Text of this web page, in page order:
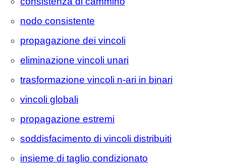
nodo consistente
propagazione dei vincoli
eliminazione vincoli unari
trasformazione vincoli n-ari in binari
vincoli globali
propagazione estremi
soddisfacimento di vincoli distribuiti
insieme di taglio condizionato